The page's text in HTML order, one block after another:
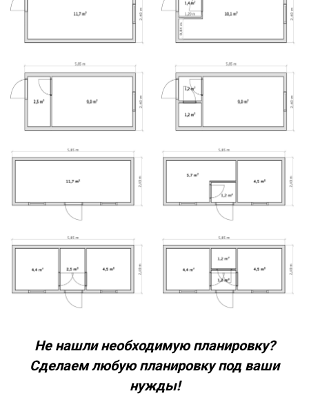
Не нашли необходимую планировку?
Сделаем любую планировку под ваши
нужды!